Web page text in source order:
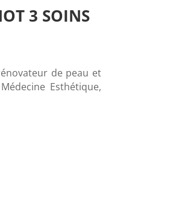
3 SOINS
de peau et
Esthétique,